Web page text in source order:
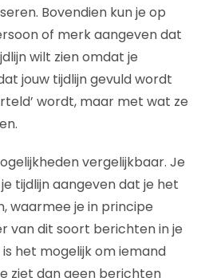
Bovendien kun je op
of merk aangeven dat
wilt zien omdat je
jouw tijdlijn gevuld wordt
wordt, maar met wat ze
vergelijkbaar. Je
tijdlijn aangeven dat je het
waarmee je in principe
van dit soort berichten in je
het mogelijk om iemand
ziet dan geen berichten